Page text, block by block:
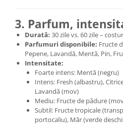
3. Parfum,
Durată: 30 zile vs. 60 zile –
Parfumuri disponibile: Fructe
Pepene, Lavandă, Mentă, Pin,
Intensitate:
Foarte intens: Mentă (negru)
Intens: Fresh (albastru),
Lavandă (mov)
Mediu: Fructe de pădure
Subtil: Fructe tropicale
portocaliu), Măr (verde